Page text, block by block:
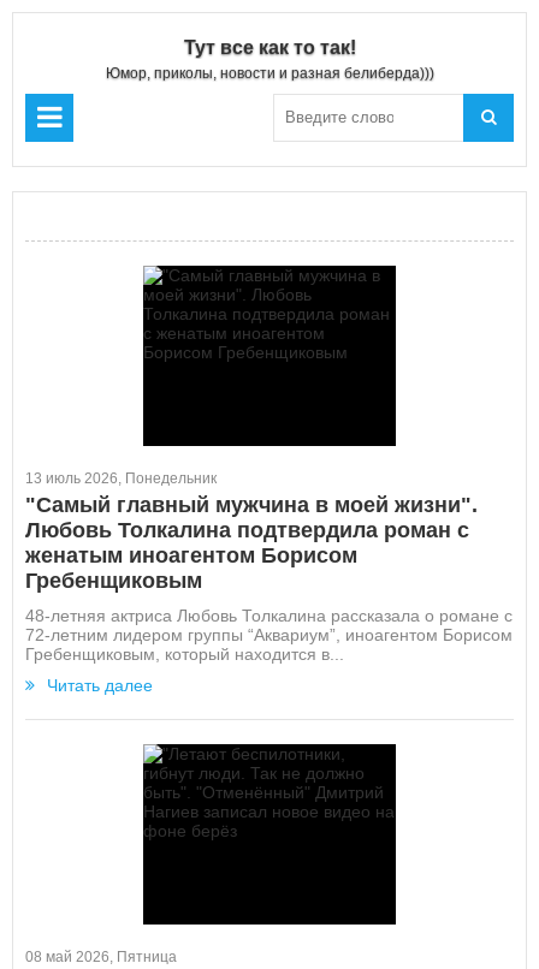
Тут все как то так!
Юмор, приколы, новости и разная белиберда)))
13 июль 2026, Понедельник
"Самый главный мужчина в моей жизни".
Любовь Толкалина подтвердила роман с
женатым иноагентом Борисом
Гребенщиковым
48-летняя актриса Любовь Толкалина рассказала о романе с
72-летним лидером группы “Аквариум”, иноагентом Борисом
Гребенщиковым, который находится в...
Читать далее
08 май 2026, Пятница